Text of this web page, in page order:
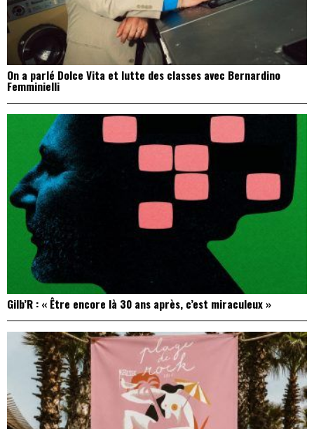
On a parlé Dolce Vita et lutte des classes avec Bernardino
Femminielli
Gilb’R : « Être encore là 30 ans après, c’est miraculeux »